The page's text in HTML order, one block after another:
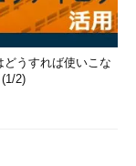
どうすれば使いこな
2)